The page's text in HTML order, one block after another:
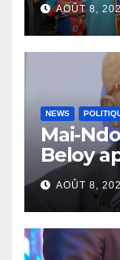
la
AOÛT 8,
NEWS
Mai-
Beloy
duAOÛT 8,